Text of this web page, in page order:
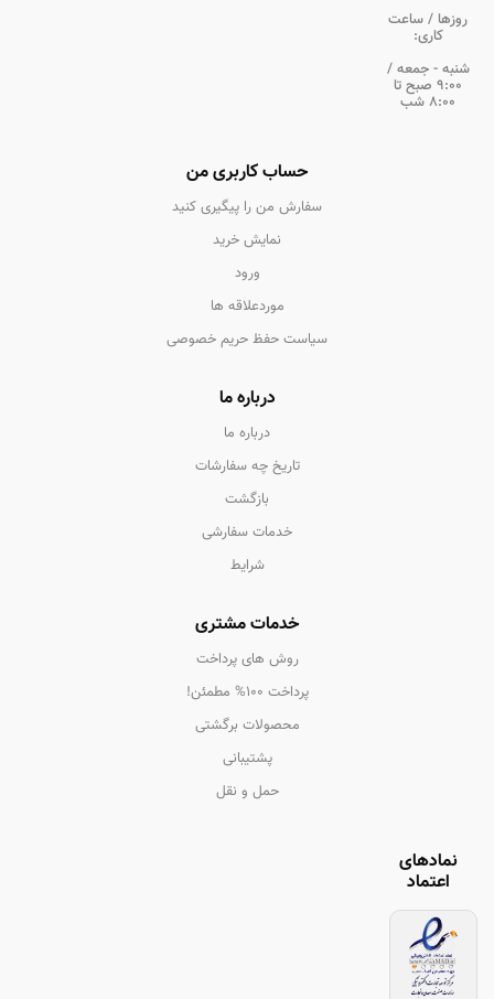
روزها / ساعت
کاری:
شنبه - جمعه /
9:00 صبح تا
8:00 شب
حساب کاربری من
سفارش من را پیگیری کنید
نمایش خرید
ورود
موردعلاقه ها
سیاست حفظ حریم خصوصی
درباره ما
درباره ما
تاریخ چه سفارشات
بازگشت
خدمات سفارشی
شرایط
خدمات مشتری
روش های پرداخت
پرداخت 100% مطمئن!
محصولات برگشتی
پشتیبانی
حمل و نقل
نمادهای
اعتماد